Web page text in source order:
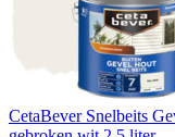
CetaBever Snelbeits